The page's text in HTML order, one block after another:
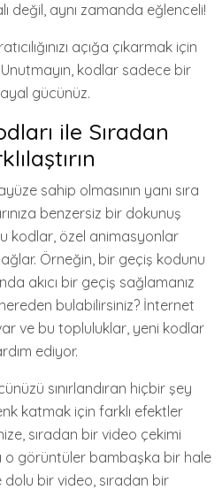
değil, aynı zamanda eğlenceli!
açığa çıkarmak için
kodlar sadece bir
gücünüz.
ile Sıradan
sahip olmasının yanı sıra
benzersiz bir dokunuş
kodlar, özel animasyonlar
Örneğin, bir geçiş kodunu
akıcı bir geçiş sağlamanız
bulabilirsiniz? İnternet
ve bu topluluklar, yeni kodlar
ediyor.
sınırlandıran hiçbir şey
katmak için farklı efektler
sıradan bir video çekimi
o görüntüler bambaşka bir hale
dolu bir video, sıradan bir